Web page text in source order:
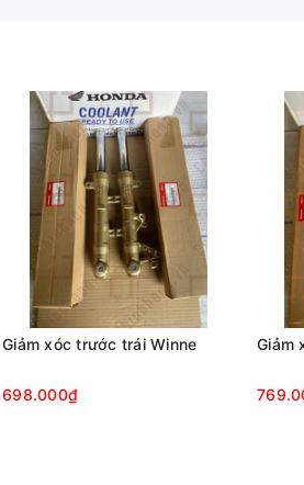
098.237.6215 để được tư vấn
Giảm xóc trước trái Winne
698.000₫
Giảm